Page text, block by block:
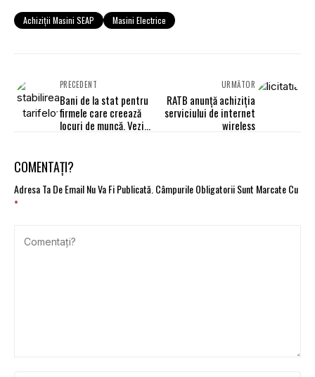
Achiziţii Masini SEAP Masini Electrice
PRECEDENT
Bani de la stat pentru
firmele care creează
locuri de muncă. Vezi
URMĂTOR
RATB anunţă achiziţia
serviciului de internet
wireless
COMENTAȚI?
Adresa Ta De Email Nu Va Fi Publicată.Câmpurile Obligatorii Sunt Marcate Cu
*